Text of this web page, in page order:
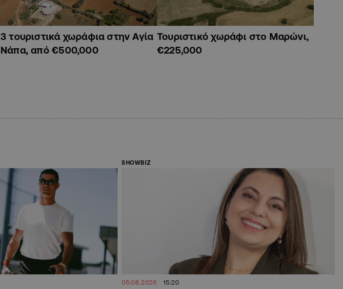
3 τουριστικά χωράφια στην Αγία
Νάπα, από €500,000
Τουριστικό χωράφι στο Μαρώνι,
€225,000
SHOWBIZ
05.08.2026 15:20